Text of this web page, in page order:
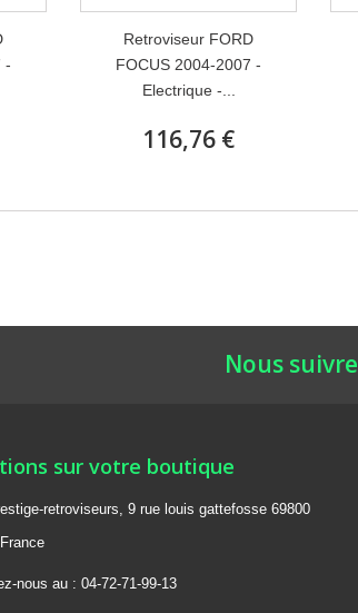
-
Retroviseur FORD
FOCUS 2004-2007 -
Electrique -...
116,76 €
Nous suivre
sur votre boutique
retroviseurs, 9 rue louis gattefosse 69800
nous au : 04-72-71-99-13